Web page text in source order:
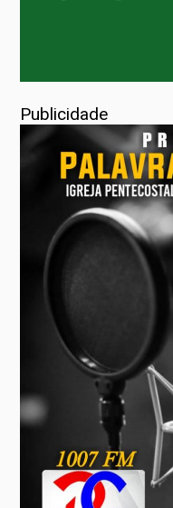
Publicidade